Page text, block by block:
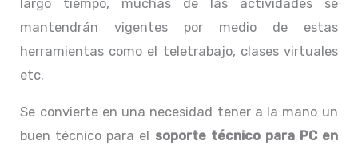
largo tiempo, muchas de las actividades se
mantendrán vigentes por medio de estas
herramientas como el teletrabajo, clases virtuales
etc.
Se convierte en una necesidad tener a la mano un
buen técnico para el soporte técnico para PC en